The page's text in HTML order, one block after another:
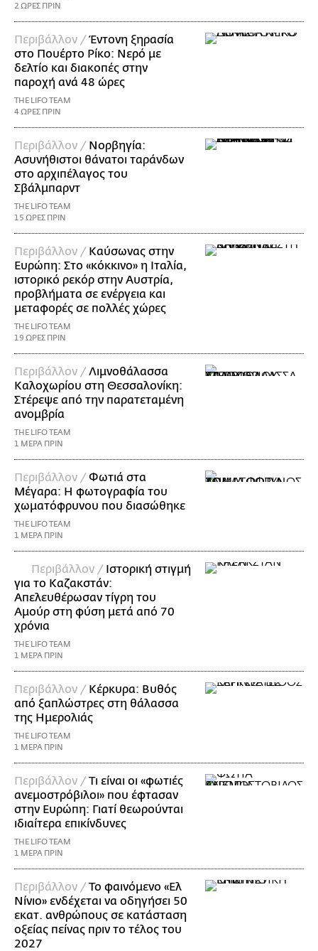
2 ΩΡΕΣ ΠΡΙΝ
Περιβάλλον /Έντονη ξηρασία
στο Πουέρτο Ρίκο: Νερό με
δελτίο και διακοπές στην
παροχή ανά 48 ώρες
THE LIFO TEAM
4 ΩΡΕΣ ΠΡΙΝ
Περιβάλλον / Νορβηγία:
Ασυνήθιστοι θάνατοι ταράνδων
στο αρχιπέλαγος του
Σβάλμπαρντ
THE LIFO TEAM
15 ΩΡΕΣ ΠΡΙΝ
Περιβάλλον / Καύσωνας στην
Ευρώπη: Στο «κόκκινο» η Ιταλία,
ιστορικό ρεκόρ στην Αυστρία,
προβλήματα σε ενέργεια και
μεταφορές σε πολλές χώρες
THE LIFO TEAM
19 ΩΡΕΣ ΠΡΙΝ
Περιβάλλον /Λιμνοθάλασσα
Καλοχωρίου στη Θεσσαλονίκη:
Στέρεψε από την παρατεταμένη
ανομβρία
THE LIFO TEAM
1 ΜΕΡΑ ΠΡΙΝ
Περιβάλλον /Φωτιά στα
Μέγαρα: Η φωτογραφία του
χωματόφρυνου που διασώθηκε
THE LIFO TEAM
1 ΜΕΡΑ ΠΡΙΝ
Περιβάλλον / Ιστορική στιγμή
για το Καζακστάν:
Απελευθέρωσαν τίγρη του
Αμούρ στη φύση μετά από 70
χρόνια
THE LIFO TEAM
1 ΜΕΡΑ ΠΡΙΝ
Περιβάλλον / Κέρκυρα: Βυθός
από ξαπλώστρες στη θάλασσα
της Ημερολιάς
THE LIFO TEAM
1 ΜΕΡΑ ΠΡΙΝ
Περιβάλλον /Τι είναι οι «φωτιές
ανεμοστρόβιλοι» που έφτασαν
στην Ευρώπη: Γιατί θεωρούνται
ιδιαίτερα επικίνδυνες
THE LIFO TEAM
1 ΜΕΡΑ ΠΡΙΝ
Περιβάλλον /Το φαινόμενο «Ελ
Νίνιο» ενδέχεται να οδηγήσει 50
εκατ. ανθρώπους σε κατάσταση
οξείας πείνας πριν το τέλος του
2027